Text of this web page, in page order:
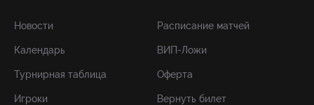
Новости
Календарь
Турнирная таблица
Игроки
Расписание матчей
ВИП-Ложи
Оферта
Вернуть билет